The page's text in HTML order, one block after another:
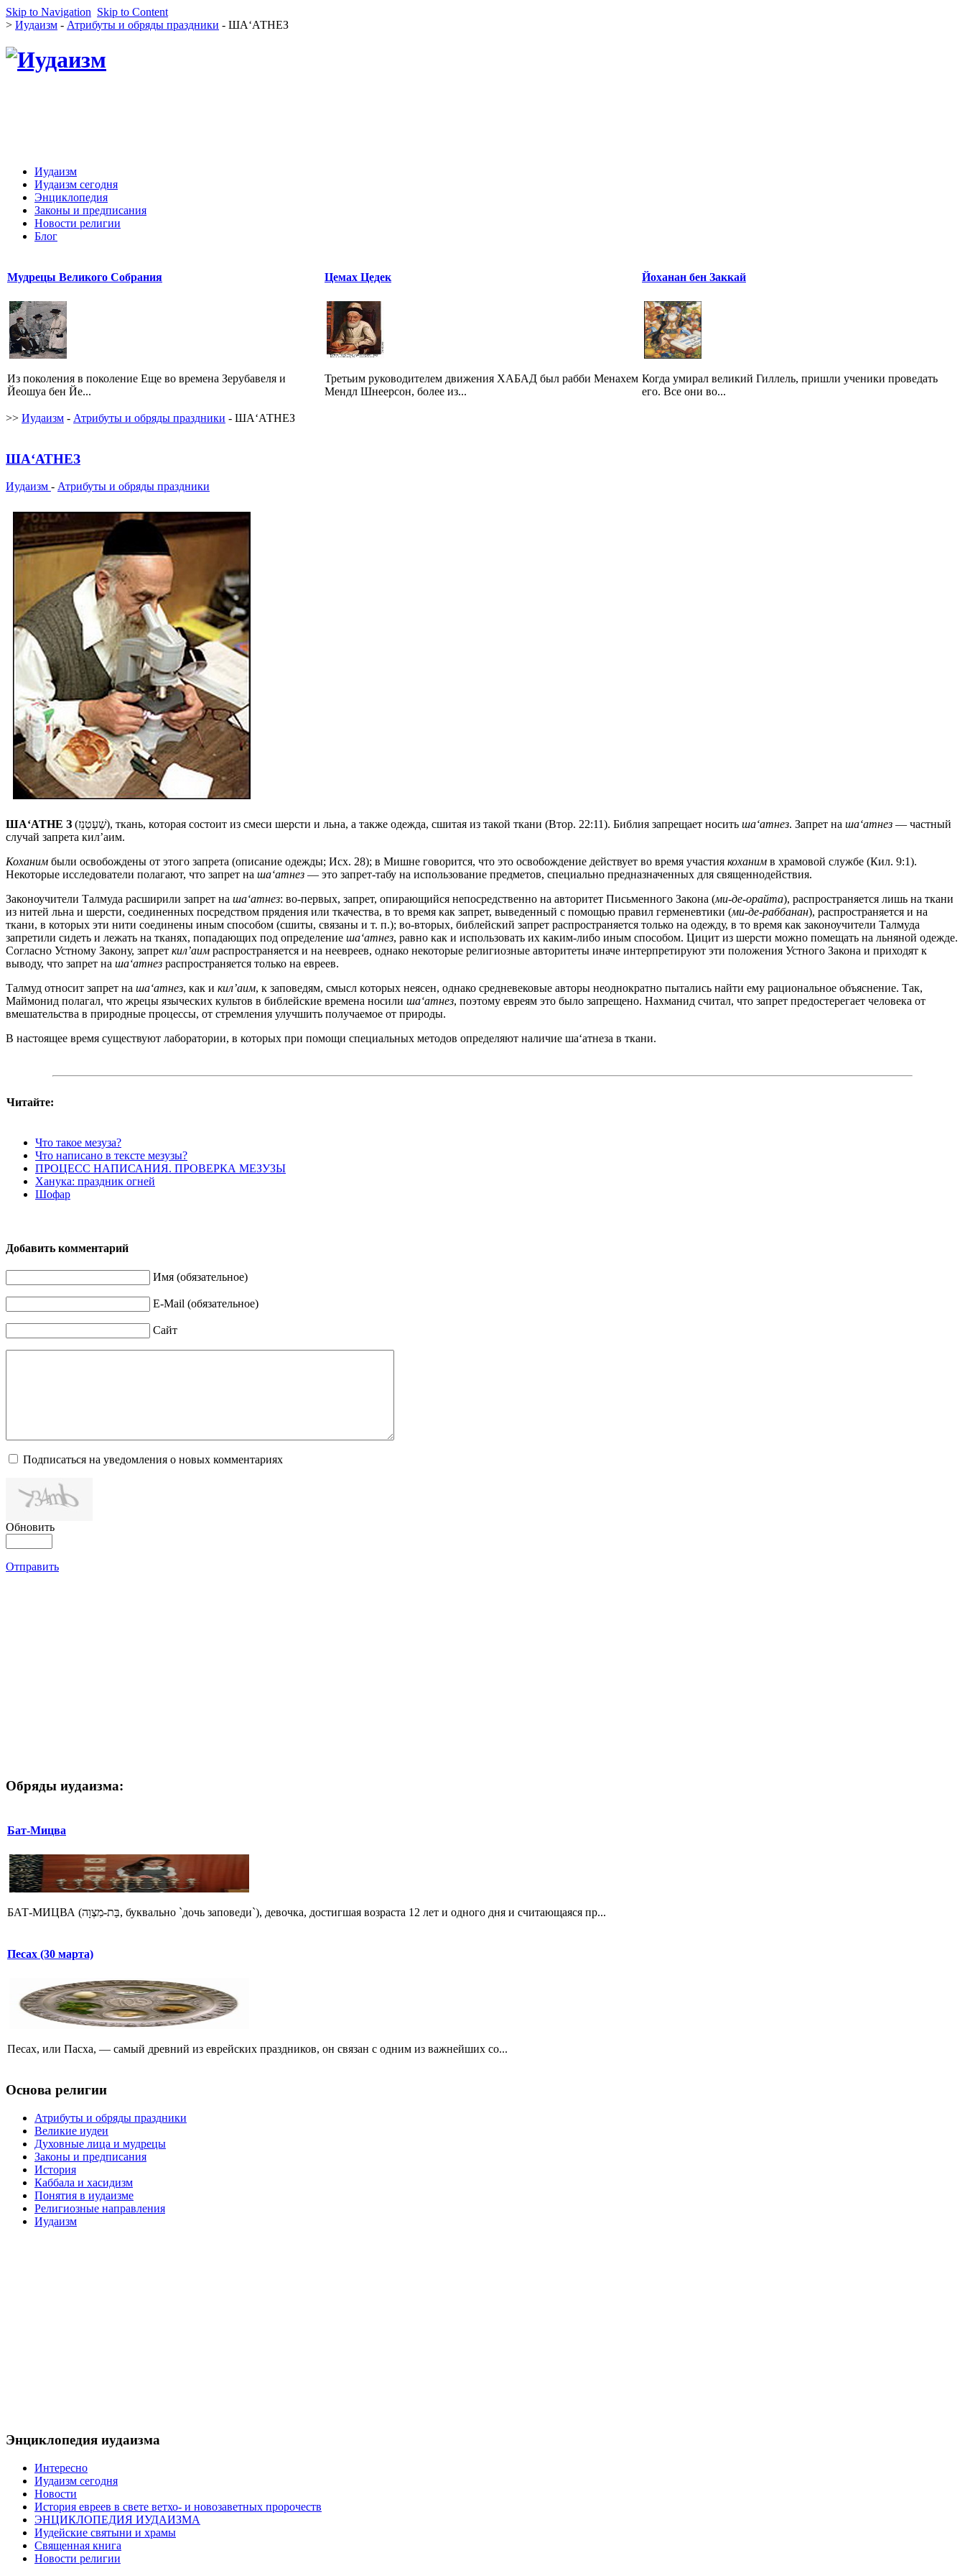
Skip to Navigation Skip to Content
> Иудаизм - Атрибуты и обряды праздники - ША‘АТНЕЗ
Иудаизм
Иудаизм сегодня
Энциклопедия
Законы и предписания
Новости религии
Блог
Мудрецы Великого Собрания
Из поколения в поколение Еще во времена Зерубавеля и
Йеошуа бен Йе...
Цемах Цедек
Третьим руководителем движения ХАБАД был рабби Менахем
Мендл Шнеерсон, более из...
Йоханан бен Заккай
Когда умирал великий Гиллель, пришли ученики проведать
его. Все они во...
>> Иудаизм - Атрибуты и обряды праздники - ША‘АТНЕЗ
ША‘АТНЕЗ
Иудаизм - Атрибуты и обряды праздники
ША‘АТНЕ З (שַׁעַטְנֵז), ткань, которая состоит из смеси шерсти и льна, а также одежда, сшитая из такой ткани (Втор. 22:11). Библия запрещает носить ша‘атнез. Запрет на ша‘атнез — частный
случай запрета кил’аим.
Коханим были освобождены от этого запрета (описание одежды; Исх. 28); в Мишне говорится, что это освобождение действует во время участия коханим в храмовой службе (Кил. 9:1).
Некоторые исследователи полагают, что запрет на ша‘атнез — это запрет-табу на использование предметов, специально предназначенных для священнодействия.
Законоучители Талмуда расширили запрет на ша‘атнез: во-первых, запрет, опирающийся непосредственно на авторитет Письменного Закона (ми-де-орайта), распространяется лишь на ткани
из нитей льна и шерсти, соединенных посредством прядения или ткачества, в то время как запрет, выведенный с помощью правил герменевтики (ми-де-раббанан), распространяется и на
ткани, в которых эти нити соединены иным способом (сшиты, связаны и т. п.); во-вторых, библейский запрет распространяется только на одежду, в то время как законоучители Талмуда
запретили сидеть и лежать на тканях, попадающих под определение ша‘атнез, равно как и использовать их каким-либо иным способом. Цицит из шерсти можно помещать на льняной одежде.
Согласно Устному Закону, запрет кил’аим распространяется и на неевреев, однако некоторые религиозные авторитеты иначе интерпретируют эти положения Устного Закона и приходят к
выводу, что запрет на ша‘атнез распространяется только на евреев.
Талмуд относит запрет на ша‘атнез, как и кил’аим, к заповедям, смысл которых неясен, однако средневековые авторы неоднократно пытались найти ему рациональное объяснение. Так,
Маймонид полагал, что жрецы языческих культов в библейские времена носили ша‘атнез, поэтому евреям это было запрещено. Нахманид считал, что запрет предостерегает человека от
вмешательства в природные процессы, от стремления улучшить получаемое от природы.
В настоящее время существуют лаборатории, в которых при помощи специальных методов определяют наличие ша‘атнеза в ткани.
Читайте:
Что такое мезуза?
Что написано в тексте мезузы?
ПРОЦЕСС НАПИСАНИЯ. ПРОВЕРКА МЕЗУЗЫ
Ханука: праздник огней
Шофар
Добавить комментарий
Имя (обязательное)
E-Mail (обязательное)
Сайт
Подписаться на уведомления о новых комментариях
Обновить
Отправить
Обряды иудаизма:
Бат-Мицва
БАТ-МИЦВА (בַּת-מִצְוָה, буквально `дочь заповеди`), девочка, достигшая возраста 12 лет и одного дня и считающаяся пр...
Песах (30 марта)
Песах, или Пасха, — самый древний из еврейских праздников, он связан с одним из важнейших со...
Основа религии
Атрибуты и обряды праздники
Великие иудеи
Духовные лица и мудрецы
Законы и предписания
История
Каббала и хасидизм
Понятия в иудаизме
Религиозные направления
Иудаизм
Энциклопедия иудаизма
Интересно
Иудаизм сегодня
Новости
История евреев в свете ветхо- и новозаветных пророчеств
ЭНЦИКЛОПЕДИЯ ИУДАИЗМА
Иудейские святыни и храмы
Священная книга
Новости религии